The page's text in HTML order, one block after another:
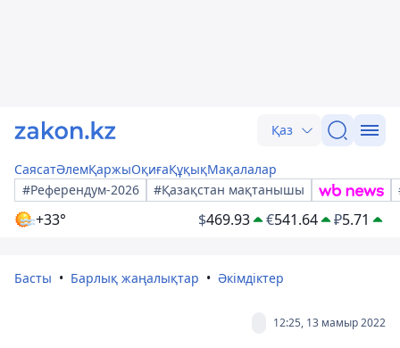
Қаз
СаясатӘлемҚаржыОқиғаҚұқықМақалалар
#Референдум-2026
#Қазақстан мақтанышы
+33° $469.93 €541.64 ₽5.71
Басты Барлық жаңалықтар Әкімдіктер
12:25, 13 мамыр 2022